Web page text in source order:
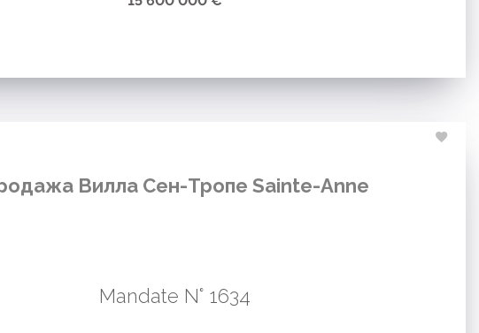
Вилла Сен-Тропе Sainte-Anne
Mandate N° 1634